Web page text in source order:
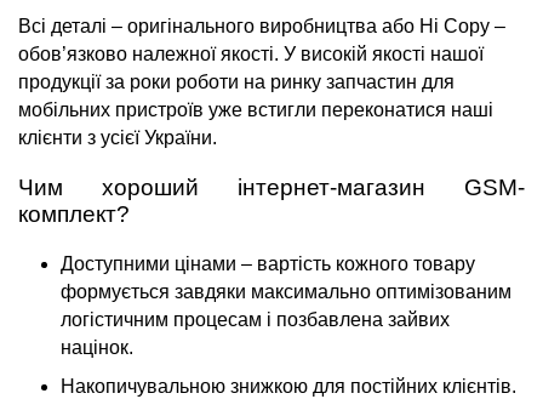
Всі деталі – оригінального виробництва або Hi Copy –
обов’язково належної якості. У високій якості нашої
продукції за роки роботи на ринку запчастин для
мобільних пристроїв уже встигли переконатися наші
клієнти з усієї України.
Чим хороший інтернет-магазин GSM-
комплект?
Доступними цінами – вартість кожного товару
формується завдяки максимально оптимізованим
логістичним процесам і позбавлена зайвих
націнок.
Накопичувальною знижкою для постійних клієнтів.